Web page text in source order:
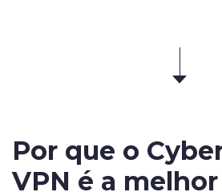
Por que o
VPN é a melhor